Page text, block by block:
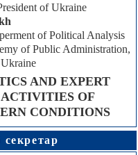
of Ukraine
of Political Analysis
of Public Administration,
AND EXPERT
ACTIVITIES OF
CONDITIONS
секретар